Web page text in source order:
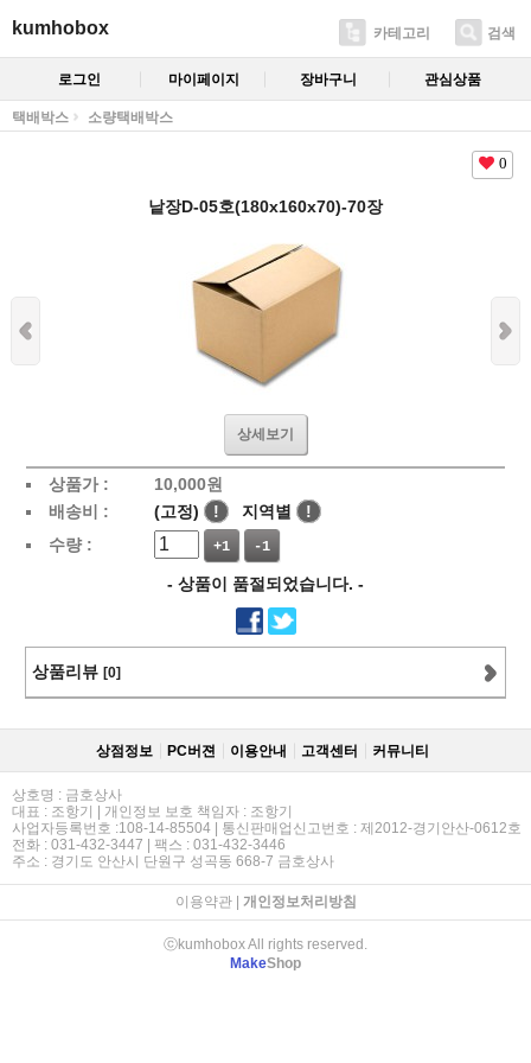
kumhobox 카테고리 검색
로그인 마이페이지 장바구니 관심상품
택배박스 소량택배박스
0
낱장D-05호(180x160x70)-70장
상세보기
상품가 : 10,000원
배송비 :
(고정) ! 지역별
!
수량 :
+1 -1
- 상품이 품절되었습니다. -
상품리뷰 [0]
상점정보 PC버젼 이용안내 고객센터 커뮤니티
상호명 : 금호상사
대표 : 조항기 | 개인정보 보호 책임자 : 조항기
사업자등록번호 :108-14-85504 | 통신판매업신고번호 : 제2012-경기안산-0612호
전화 : 031-432-3447 | 팩스 : 031-432-3446
주소 : 경기도 안산시 단원구 성곡동 668-7 금호상사
이용약관| 개인정보처리방침
ⓒkumhobox All rights reserved.
MakeShop